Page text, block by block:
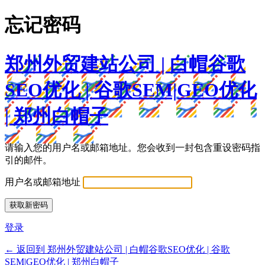
忘记密码
郑州外贸建站公司 | 白帽谷歌
SEO优化 | 谷歌SEM|GEO优化
| 郑州白帽子
请输入您的用户名或邮箱地址。您会收到一封包含重设密码指
引的邮件。
用户名或邮箱地址
登录
← 返回到 郑州外贸建站公司 | 白帽谷歌SEO优化 | 谷歌
SEM|GEO优化 | 郑州白帽子